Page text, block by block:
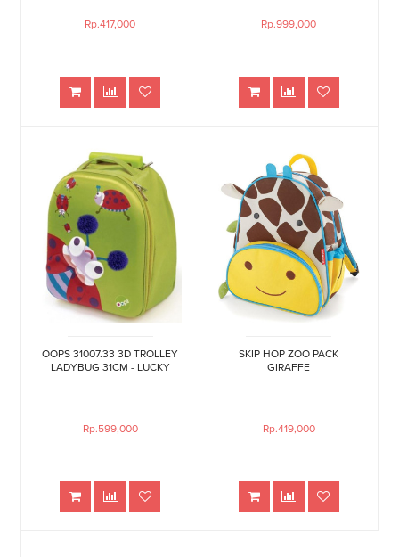
Rp.417,000 Rp.999,000
OOPS 31007.33 3D TROLLEY
LADYBUG 31CM - LUCKY
Rp.599,000
SKIP HOP ZOO PACK
GIRAFFE
Rp.419,000